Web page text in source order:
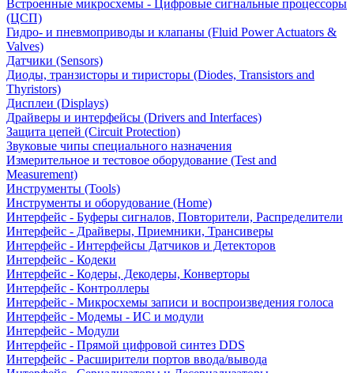
Встроенные микросхемы - Цифровые сигнальные процессоры
(ЦСП)
Гидро- и пневмоприводы и клапаны (Fluid Power Actuators &
Valves)
Датчики (Sensors)
Диоды, транзисторы и тиристоры (Diodes, Transistors and
Thyristors)
Дисплеи (Displays)
Драйверы и интерфейсы (Drivers and Interfaces)
Защита цепей (Circuit Protection)
Звуковые чипы специального назначения
Измерительное и тестовое оборудование (Test and
Measurement)
Инструменты (Tools)
Инструменты и оборудование (Home)
Интерфейс - Буферы сигналов, Повторители, Распределители
Интерфейс - Драйверы, Приемники, Трансиверы
Интерфейс - Интерфейсы Датчиков и Детекторов
Интерфейс - Кодеки
Интерфейс - Кодеры, Декодеры, Конверторы
Интерфейс - Контроллеры
Интерфейс - Микросхемы записи и воспроизведения голоса
Интерфейс - Модемы - ИС и модули
Интерфейс - Модули
Интерфейс - Прямой цифровой синтез DDS
Интерфейс - Расширители портов ввода/вывода